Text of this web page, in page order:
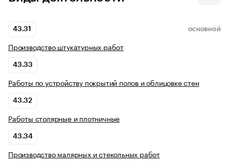
43.31 ОСНОВНОЙ
Производство штукатурных работ
43.33
Работы по устройству покрытий полов и облицовке стен
43.32
Работы столярные и плотничные
43.34
Производство малярных и стекольных работ